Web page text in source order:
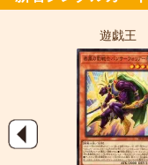
遊戯王